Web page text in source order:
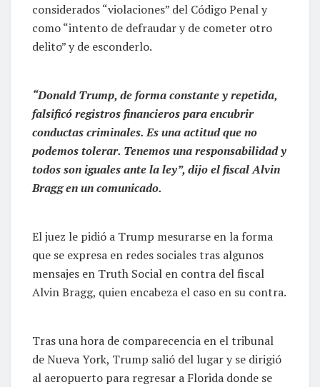
considerados “violaciones” del Código Penal y
como “intento de defraudar y de cometer otro
delito” y de esconderlo.
“Donald Trump, de forma constante y repetida,
falsificó registros financieros para encubrir
conductas criminales. Es una actitud que no
podemos tolerar. Tenemos una responsabilidad y
todos son iguales ante la ley”, dijo el fiscal Alvin
Bragg en un comunicado.
El juez le pidió a Trump mesurarse en la forma
que se expresa en redes sociales tras algunos
mensajes en Truth Social en contra del fiscal
Alvin Bragg, quien encabeza el caso en su contra.
Tras una hora de comparecencia en el tribunal
de Nueva York, Trump salió del lugar y se dirigió
al aeropuerto para regresar a Florida donde se